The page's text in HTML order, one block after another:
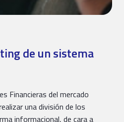
de un sistema
Financieras del mercado
una división de los
informacional, de cara a